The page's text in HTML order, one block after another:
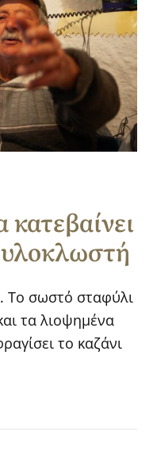
Το σωστό σταφύλι
τα λιοψημένα
το καζάνι